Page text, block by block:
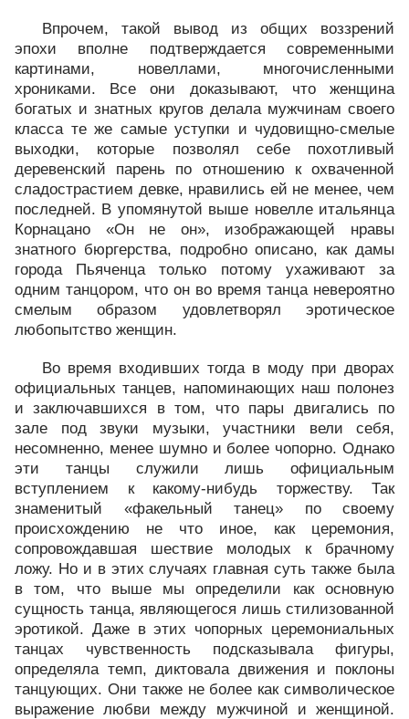
Впрочем, такой вывод из общих воззрений
эпохи вполне подтверждается современными
картинами, новеллами, многочисленными
хрониками. Все они доказывают, что женщина
богатых и знатных кругов делала мужчинам своего
класса те же самые уступки и чудовищно-смелые
выходки, которые позволял себе похотливый
деревенский парень по отношению к охваченной
сладострастием девке, нравились ей не менее, чем
последней. В упомянутой выше новелле итальянца
Корнацано «Он не он», изображающей нравы
знатного бюргерства, подробно описано, как дамы
города Пьяченца только потому ухаживают за
одним танцором, что он во время танца невероятно
смелым образом удовлетворял эротическое
любопытство женщин.
Во время входивших тогда в моду при дворах
официальных танцев, напоминающих наш полонез
и заключавшихся в том, что пары двигались по
зале под звуки музыки, участники вели себя,
несомненно, менее шумно и более чопорно. Однако
эти танцы служили лишь официальным
вступлением к какому-нибудь торжеству. Так
знаменитый «факельный танец» по своему
происхождению не что иное, как церемония,
сопровождавшая шествие молодых к брачному
ложу. Но и в этих случаях главная суть также была
в том, что выше мы определили как основную
сущность танца, являющегося лишь стилизованной
эротикой. Даже в этих чопорных церемониальных
танцах чувственность подсказывала фигуры,
определяла темп, диктовала движения и поклоны
танцующих. Они также не более как символическое
выражение любви между мужчиной и женщиной.